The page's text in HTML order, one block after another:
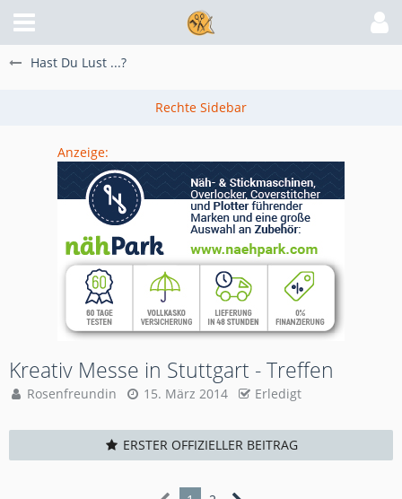
Hast Du Lust ...?
Anzeige:
Kreativ Messe in Stuttgart - Treffen
Rosenfreundin 15. März 2014 Erledigt
ERSTER OFFIZIELLER BEITRAG